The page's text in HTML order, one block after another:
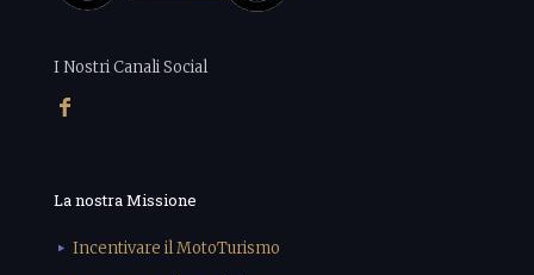
I Nostri Canali Social
La nostra Missione
Incentivare il MotoTurismo